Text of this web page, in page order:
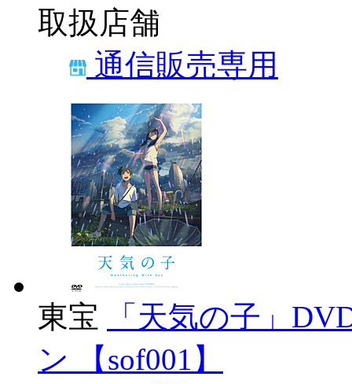
取扱店舗
通信販売専用
東宝
「天気の子」
ン 【sof001】